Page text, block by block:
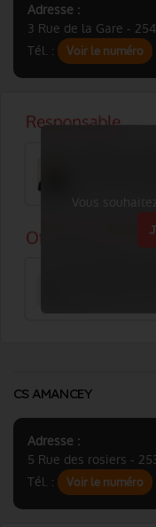
Adresse :
3 Rue de la Gare -
Tél. :
Voir le numéro
Vous
CS AMANCEY
Adresse :
5 Rue des rosiers -
Tél. :
Voir le numéro